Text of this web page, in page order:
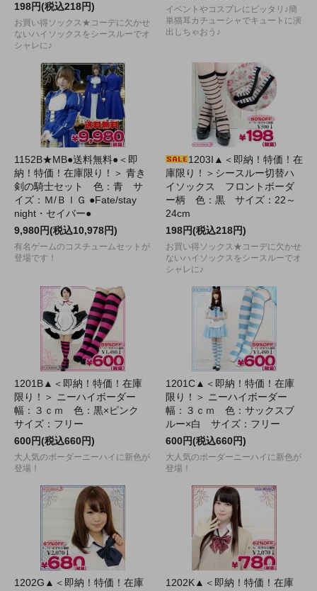
198円(税込218円)
お買い得ソックス★コーデに欠かせ
ないハイソックスをシースルーでオ
シャレに♪
イベントやコスプレにピッタリ♪簡
単猫耳カチューシャでキュートに演
出しちゃおう♪
1152B★MB●送料無料●＜即
納！特価！在庫限り！＞ 青き
剣の騎士セット 色：青 サ
イズ：Ｍ/ＢＩＧ ●Fate/stay
night・セイバー●
9,980円(税込10,978円)
有名ゲームのコスチュームセットが
登場です！
1203I▲＜即納！特価！在
庫限り！＞シースルー切替ハ
イソックス フロントボーダ
ー柄 色：黒 サイズ：22～
24cm
198円(税込218円)
お買い得ソックス★コーデに欠かせ
ないハイソックスをシースルーでオ
シャレに♪
1201B▲＜即納！特価！在庫
限り！＞ ニーハイボーダー
幅：３ｃｍ 色：黒×ピンク
サイズ：フリー
600円(税込660円)
大人気のボーダーニーハイに新色が
登場！
1201C▲＜即納！特価！在庫
限り！＞ ニーハイボーダー
幅：３ｃｍ 色：サックスブ
ルー×白 サイズ：フリー
600円(税込660円)
大人気のボーダーニーハイに新色が
登場！
1202G▲＜即納！特価！在庫
1202K▲＜即納！特価！在庫